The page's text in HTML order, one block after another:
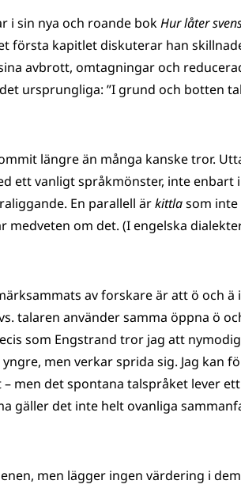
i sin nya och roande bokHur låter
första kapitlet diskuterar han
avbrott, omtagningar och
ursprungliga: ”I grund och botten
längre än många kanske tror.
ett vanligt språkmönster, inte enbart
En parallell ärkittlasom inte
medveten om det. (I engelska
av forskare är att ö och ä
talaren använder samma öppna ö
som Engstrand tror jag att
men verkar sprida sig. Jag kan
men det spontana talspråket lever
gäller det inte helt ovanliga
men lägger ingen värdering i